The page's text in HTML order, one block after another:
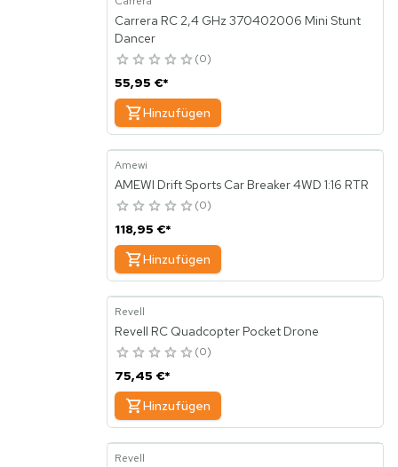
Carrera RC 2,4 GHz 370402006 Mini Stunt
Dancer
0
55,95 €*
Hinzufügen
Amewi
AMEWI Drift Sports Car Breaker 4WD 1:16 RTR
0
118,95 €*
Hinzufügen
Revell
Revell RC Quadcopter Pocket Drone
0
75,45 €*
Hinzufügen
Revell